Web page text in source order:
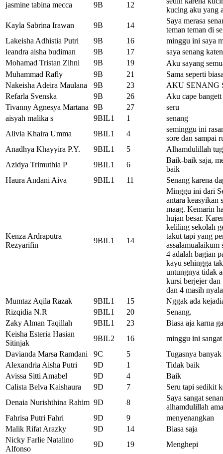
jasmine tabina mecca 9B 12
kucing aku yang
Kayla Sabrina Irawan
9B 14
Saya merasa
teman teman di
Lakeisha Adhistia Putri
9B 16
minggu ini saya
leandra aisha budiman
9B 17
saya senang
Mohamad Tristan Zihni
9B 19
Aku sayang
Muhammad Rafly
9B 21
Sama seperti
Nakeisha Adeira Maulana
9B 23
AKU SENANG
Refarla Svenska
9B 26
Aku cape
Tivanny Agnesya Martana
9B 27
seru
aisyah malika s
9BIL1 1
senang
Alivia Khaira Umma
9BIL1 4
seminggu ini
sore dan sampai
Anadhya Khayyira P.Y.
9BIL1 5
Alhamdulillah
Azidya Trimuthia P
9BIL1 6
Baik-baik saja,
baik
Haura Andani Aiva
9BIL1 11 Senang karena
Kenza Ardraputra
Rezyarifin
9BIL1 14
Minggu ini dari
antara keasyikan
maag. Kemarin
hujan besar.
keliling sekolah
takut tapi yang
assalamualaikum
4 adalah bagian
kayu sehingga
untungnya tidak
kursi berjejer dan
dan 4 masih
Mumtaz Aqila Razak
9BIL1 15
Nggak ada
Rizqidia N.R
9BIL1 20
Senang.
Zaky Alman Taqillah
9BIL1 23
Biasa aja karna
Keisha Esteria Hasian
Sitinjak
9BIL2 16
minggu ini
Davianda Marsa Ramdani
9C 5
Tugasnya
Alexandria Aisha Putri
9D 1
Tidak baik
Avissa Sitti Amabel
9D 4
Baik
Calista Belva Kaishaura
9D 7
Seru tapi sedikit
Denaia Nurishthina Rahim 9D 8
Saya sangat
alhamdulillah
Fahrisa Putri Fahri
9D 9
menyenangkan
Malik Rifat Arazky
9D 14
Biasa saja
Nicky Farlie Natalino
Alfonso
9D 19 Menghepi